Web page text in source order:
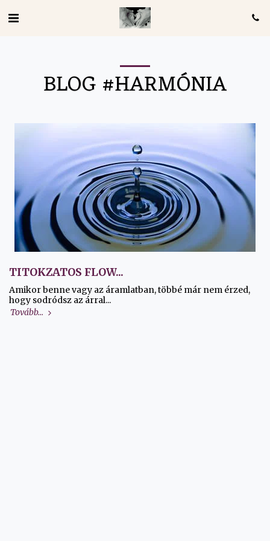
BLOG #HARMÓNIA
TITOKZATOS FLOW...
Amikor benne vagy az áramlatban, többé már nem érzed,
hogy sodródsz az árral...
Tovább...